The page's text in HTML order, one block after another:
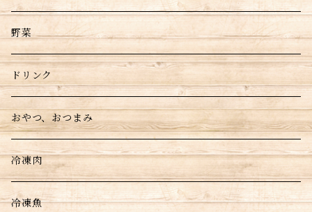
野菜
ドリンク
おやつ、おつまみ
冷凍肉
冷凍魚